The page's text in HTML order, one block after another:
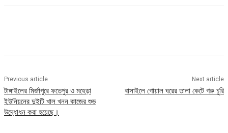
Previous article
টাঙ্গাইলের মির্জাপুরে ফতেপুর ও মহেড়া
ইউনিয়নের দুইটি খাল খনন কাজের শুভ
উদ্ধোধন করা হয়েছে।
Next article
বাসাইলে গোয়াল ঘরের তালা কেটে গরু চুরি